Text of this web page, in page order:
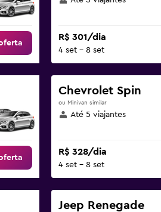
R$ 301/dia
4 set - 8 set
Chevrolet Spin
ou Minivan similar
Até 5 viajantes
R$ 328/dia
4 set - 8 set
Jeep Renegade